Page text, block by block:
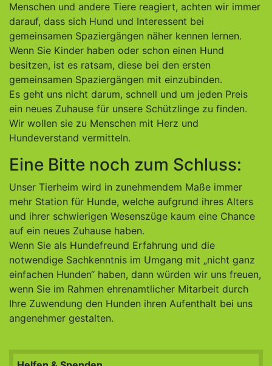
Menschen und andere Tiere reagiert, achten wir immer
darauf, dass sich Hund und Interessent bei
gemeinsamen Spaziergängen näher kennen lernen.
Wenn Sie Kinder haben oder schon einen Hund
besitzen, ist es ratsam, diese bei den ersten
gemeinsamen Spaziergängen mit einzubinden.
Es geht uns nicht darum, schnell und um jeden Preis
ein neues Zuhause für unsere Schützlinge zu finden.
Wir wollen sie zu Menschen mit Herz und
Hundeverstand vermitteln.
Eine Bitte noch zum Schluss:
Unser Tierheim wird in zunehmendem Maße immer
mehr Station für Hunde, welche aufgrund ihres Alters
und ihrer schwierigen Wesenszüge kaum eine Chance
auf ein neues Zuhause haben.
Wenn Sie als Hundefreund Erfahrung und die
notwendige Sachkenntnis im Umgang mit „nicht ganz
einfachen Hunden“ haben, dann würden wir uns freuen,
wenn Sie im Rahmen ehrenamtlicher Mitarbeit durch
Ihre Zuwendung den Hunden ihren Aufenthalt bei uns
angenehmer gestalten.